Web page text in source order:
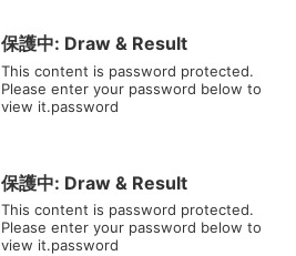
保護中: Draw & Result
This content is password protected.
Please enter your password below to
view it.password
保護中: Draw & Result
This content is password protected.
Please enter your password below to
view it.password